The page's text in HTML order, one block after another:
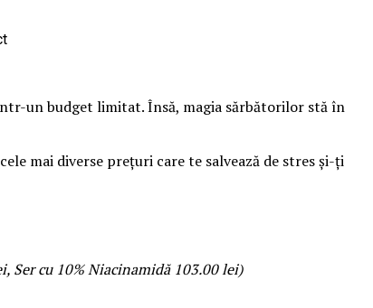
un budget limitat. Însă, magia sărbătorilor stă în
mai diverse prețuri care te salvează de stres și-ți
cu 10% Niacinamidă 103.00 lei)